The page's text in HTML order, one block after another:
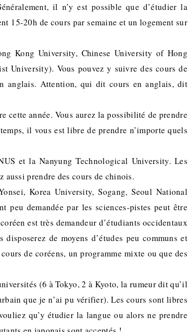
il n’y est possible que d’étudier la
15-20h de cours par semaine et un logement sur
Kong University, Chinese University of Hong
University). Vous pouvez y suivre des cours de
anglais. Attention, qui dit cours en anglais, dit
cette année. Vous aurez la possibilité de prendre
il vous est libre de prendre n’importe quels
et la Nanyung Technological University. Les
aussi prendre des cours de chinois.
Korea University, Sogang, Seoul National
peu demandée par les sciences-pistes peut être
est très demandeur d’étudiants occidentaux
de moyens d’études peu communs et
de coréens, un programme mixte ou que des
(6 à Tokyo, 2 à Kyoto, la rumeur dit qu’il
que je n’ai pu vérifier). Les cours sont libres
qu’y étudier la langue ou alors ne prendre